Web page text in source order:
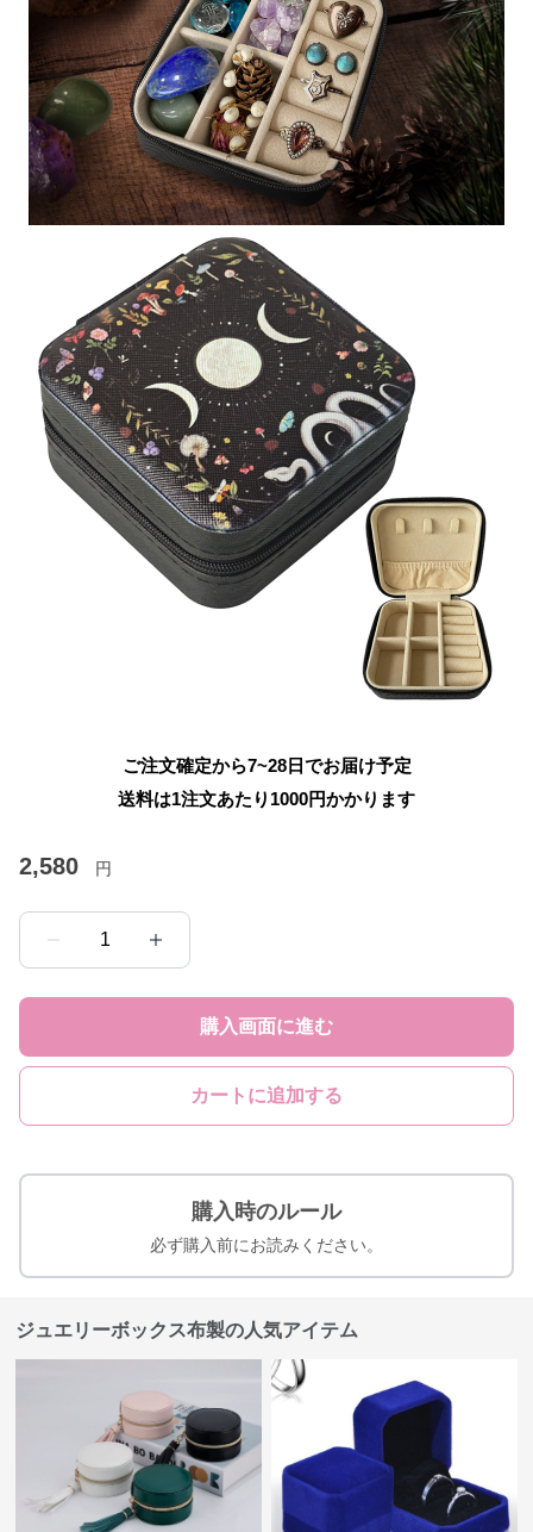
ご注文確定から7~28日でお届け予定
送料は1注文あたり 1000円かかります
2,580 円
1
購入画面に進む
カートに追加する
購入時のルール
必ず購入前にお読みください。
ジュエリーボックス布製の人気アイテム